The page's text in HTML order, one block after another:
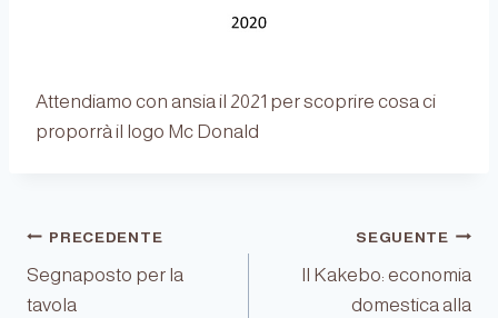
Attendiamo con ansia il 2021 per scoprire cosa ci
proporrà il logo Mc Donald
Navigazione
PRECEDENTE
Segnaposto per la
tavola
SEGUENTE
Il Kakebo: economia
domestica alla